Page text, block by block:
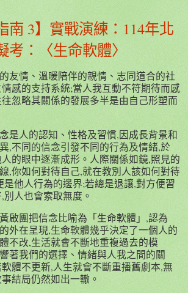
南 3】實戰演練：114年北
考：〈生命軟體〉
友情、溫暖陪伴的親情、志同道合的社
感的支持系統;當人我互動不符期待而感
忽略其關係的發展多半是由自己形塑而
是人的認知、性格及習慣,因成長背景和
,不同的信念引發不同的行為及情緒,於
的眼中逐漸成形。人際關係如鏡,照見的
,你如何對待自己,就在教別人該如何對待
是他人行為的邊界;若總是退讓,對方便習
人也會索取無度。
啟團把信念比喻為「生命軟體」,認為
外在呈現,生命軟體幾乎決定了一個人的
不改,生活就會不斷地重複過去的模
著我們的選擇、情緒與人我之間的關
體不更新,人生就會不斷重播舊劇本,無
結局仍然如出一轍。